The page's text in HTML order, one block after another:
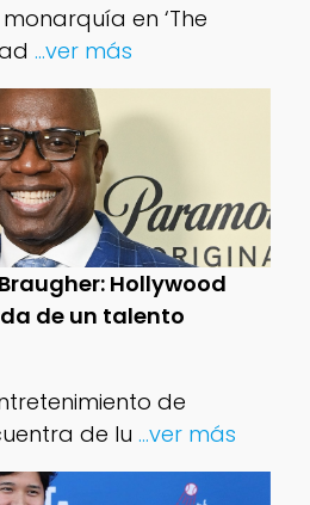
en ‘The
...ver más
Hollywood
de un talento
de
de lu ...ver más